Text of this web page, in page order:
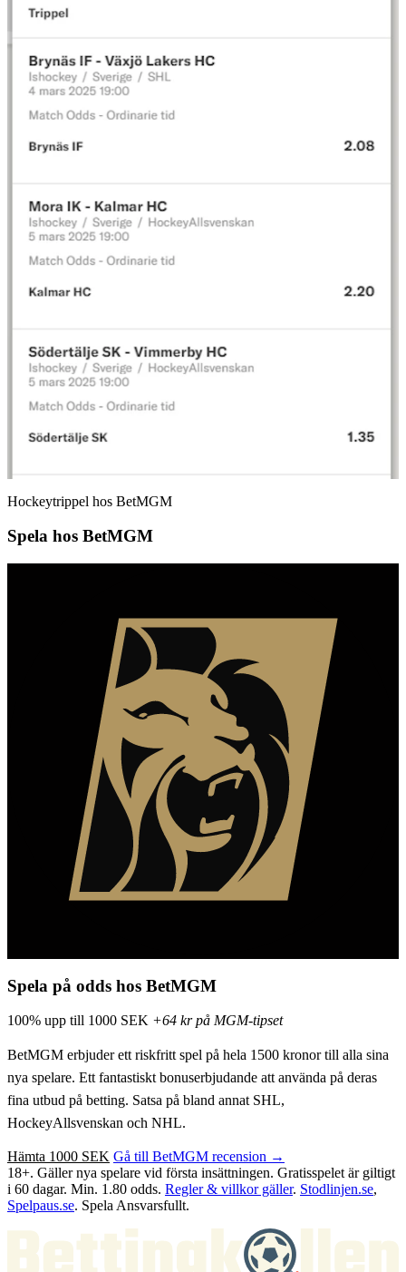
Hockeytrippel hos BetMGM
Spela hos BetMGM
Spela på odds hos BetMGM
100% upp till 1000 SEK +64 kr på MGM-tipset
BetMGM erbjuder ett riskfritt spel på hela 1500 kronor till alla sina
nya spelare. Ett fantastiskt bonuserbjudande att använda på deras
fina utbud på betting. Satsa på bland annat SHL,
HockeyAllsvenskan och NHL.
Hämta 1000 SEK Gå till BetMGM recension →
18+. Gäller nya spelare vid första insättningen. Gratisspelet är giltigt
i 60 dagar. Min. 1.80 odds. Regler & villkor gäller. Stodlinjen.se,
Spelpaus.se. Spela Ansvarsfullt.